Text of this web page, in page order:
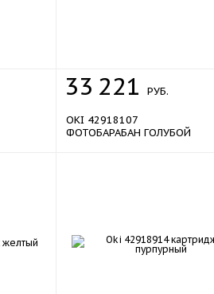
33 221 РУБ.
OKI 42918107
ФОТОБАРАБАН ГОЛУБОЙ